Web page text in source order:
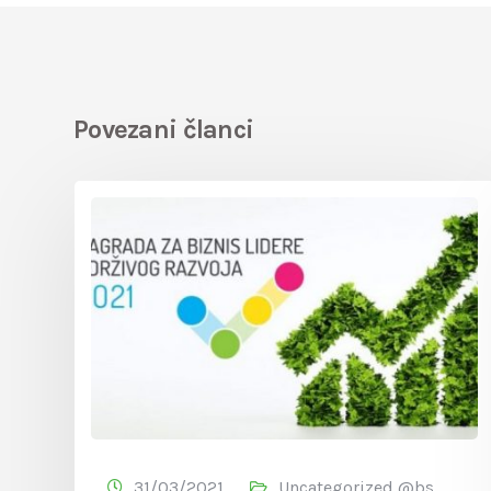
Povezani članci